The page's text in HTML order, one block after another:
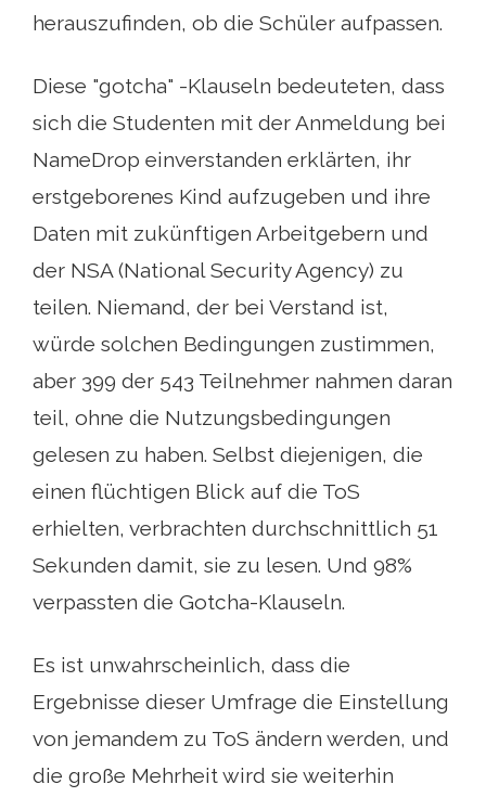
herauszufinden, ob die Schüler aufpassen.
Diese "gotcha" -Klauseln bedeuteten, dass
sich die Studenten mit der Anmeldung bei
NameDrop einverstanden erklärten, ihr
erstgeborenes Kind aufzugeben und ihre
Daten mit zukünftigen Arbeitgebern und
der NSA (National Security Agency) zu
teilen. Niemand, der bei Verstand ist,
würde solchen Bedingungen zustimmen,
aber 399 der 543 Teilnehmer nahmen daran
teil, ohne die Nutzungsbedingungen
gelesen zu haben. Selbst diejenigen, die
einen flüchtigen Blick auf die ToS
erhielten, verbrachten durchschnittlich 51
Sekunden damit, sie zu lesen. Und 98%
verpassten die Gotcha-Klauseln.
Es ist unwahrscheinlich, dass die
Ergebnisse dieser Umfrage die Einstellung
von jemandem zu ToS ändern werden, und
die große Mehrheit wird sie weiterhin